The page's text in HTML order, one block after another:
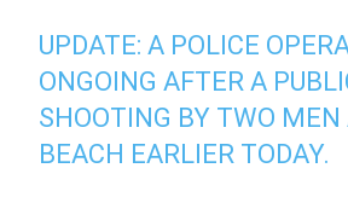
UPDATE: A POLICE
ONGOING AFTER A
SHOOTING BY TWO MEN
BEACH EARLIER TODAY.